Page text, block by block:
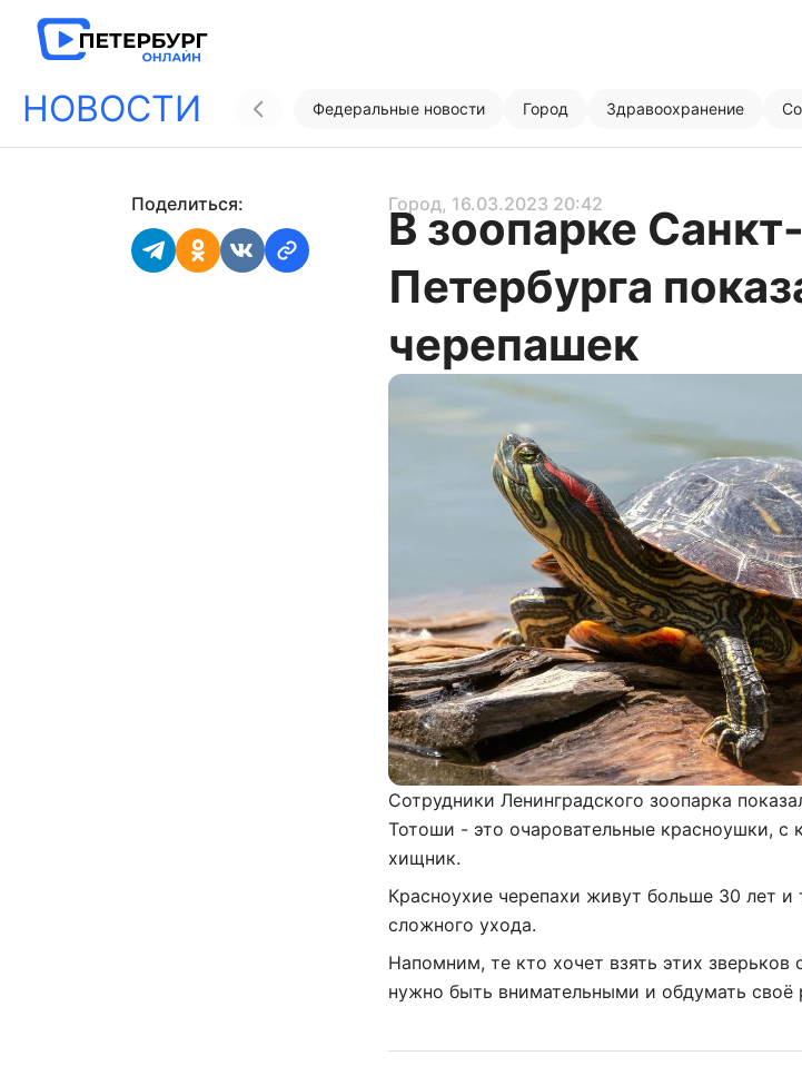
НОВОСТИ Федеральные новости Город Здравоохранение
Поделиться: Город, 16.03.2023 20:42
В зоопарке Санкт-
Петербурга
черепашек
Сотрудники Ленинградского зоопарка
Тотоши - это очаровательные красноушки, с
хищник.
Красноухие черепахи живут больше 30 лет и
сложного ухода.
Напомним, те кто хочет взять этих зверьков
нужно быть внимательными и обдумать своё